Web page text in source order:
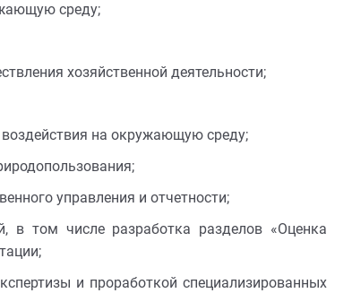
среду;
хозяйственной деятельности;
на окружающую среду;
управления и отчетности;
в том числе разработка разделов «Оценка
и проработкой специализированных